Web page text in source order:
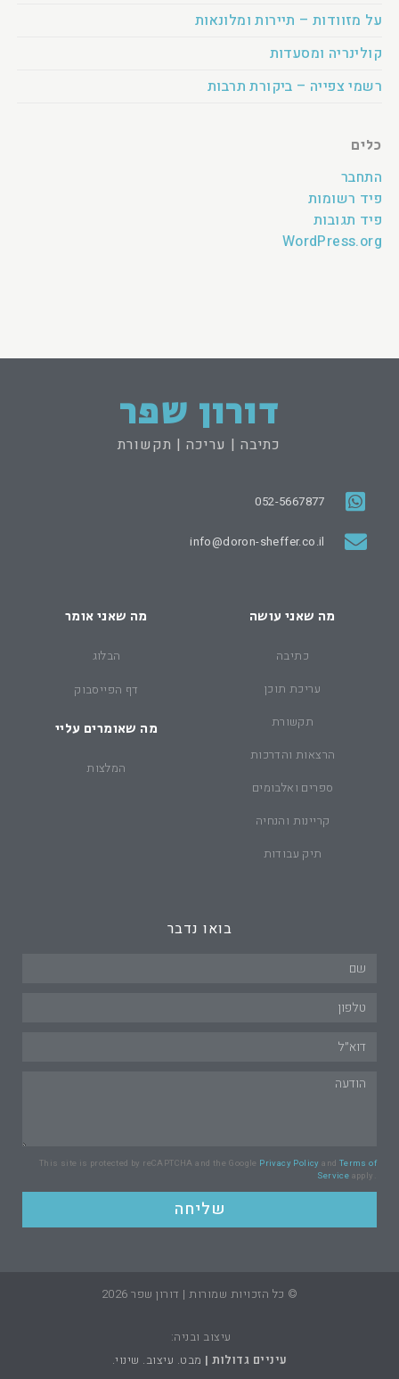
על מזוודות – תיירות ומלונאות
קולינריה ומסעדות
רשמי צפייה – ביקורת תרבות
כלים
התחבר
פיד רשומות
פיד תגובות
WordPress.org
דורון שפר
כתיבה | עריכה | תקשורת
052-5667877
info@doron-sheffer.co.il
מה שאני עושה
כתיבה
עריכת תוכן
תקשורת
הרצאות והדרכות
ספרים ואלבומים
קריינות והנחיה
תיק עבודות
מה שאני אומר
הבלוג
דף הפייסבוק
מה שאומרים עליי
המלצות
בואו נדבר
This site is protected by reCAPTCHA and the Google Privacy Policy and Terms of
Service apply.
שליחה
© כל הזכויות שמורות | דורון שפר 2026
עיצוב ובניה:
עיניים גדולות | מבט. עיצוב. שינוי.